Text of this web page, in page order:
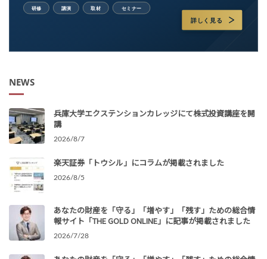
NEWS
兵庫大学エクステンションカレッジにて株式投資講座を開
講
2026/8/7
楽天証券「トウシル」にコラムが掲載されました
2026/8/5
あなたの財産を「守る」「増やす」「残す」ための総合情
報サイト「THE GOLD ONLINE」に記事が掲載されました
2026/7/28